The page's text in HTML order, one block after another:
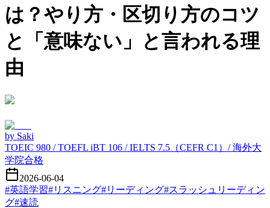
は？やり方・区切り方のコツ
と「意味ない」と言われる理
由
by Saki
TOEIC 980 / TOEFL iBT 106 / IELTS 7.5（CEFR C1）/ 海外大
学院合格
2026-06-04
#英語学習#リスニング#リーディング#スラッシュリーディン
グ#速読